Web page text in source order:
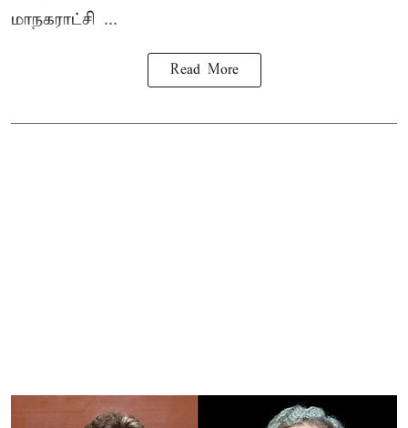
மாநகராட்சி ...
Read More